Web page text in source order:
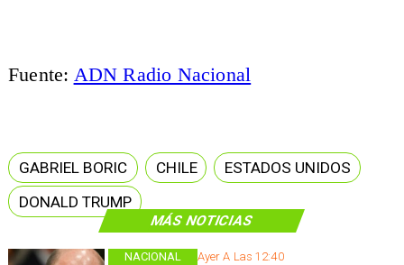
MÁS NOTICIAS
Ayer A Las 12:40
NACIONAL
Fuente: ADN Radio Nacional
GABRIEL BORIC CHILE
ESTADOS UNIDOS
DONALD TRUMP